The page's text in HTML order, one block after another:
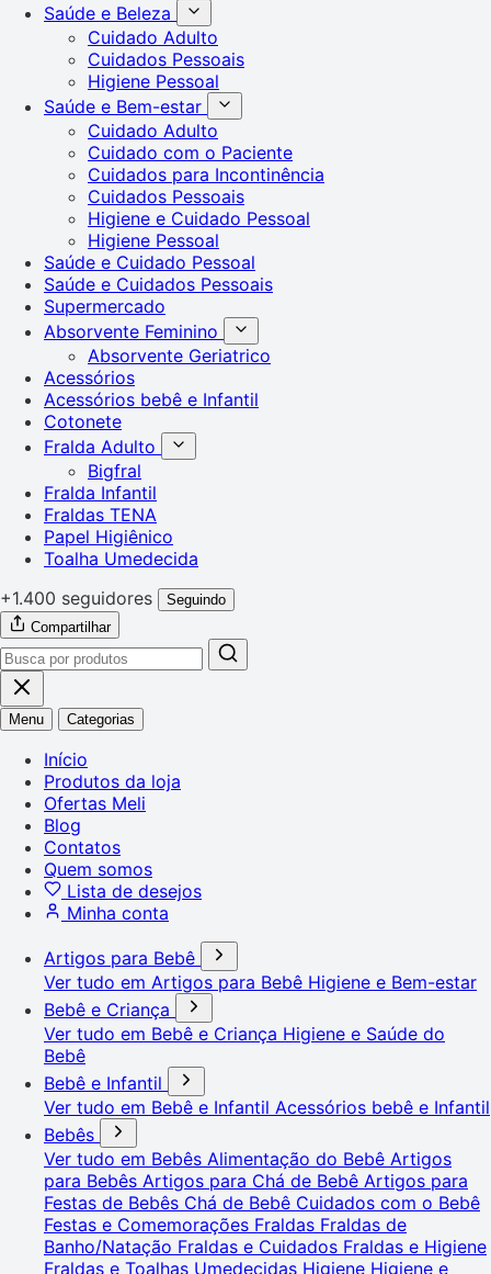
Saúde e Beleza
Cuidado Adulto
Cuidados Pessoais
Higiene Pessoal
Saúde e Bem-estar
Cuidado Adulto
Cuidado com o Paciente
Cuidados para Incontinência
Cuidados Pessoais
Higiene e Cuidado Pessoal
Higiene Pessoal
Saúde e Cuidado Pessoal
Saúde e Cuidados Pessoais
Supermercado
Absorvente Feminino
Absorvente Geriatrico
Acessórios
Acessórios bebê e Infantil
Cotonete
Fralda Adulto
Bigfral
Fralda Infantil
Fraldas TENA
Papel Higiênico
Toalha Umedecida
+1.400 seguidores
Seguindo
Compartilhar
Menu Categorias
Início
Produtos da loja
Ofertas Meli
Blog
Contatos
Quem somos
Lista de desejos
Minha conta
Artigos para Bebê
Ver tudo em Artigos para Bebê Higiene e Bem-estar
Bebê e Criança
Ver tudo em Bebê e Criança Higiene e Saúde do
Bebê
Bebê e Infantil
Ver tudo em Bebê e Infantil Acessórios bebê e Infantil
Bebês
Ver tudo em Bebês Alimentação do Bebê Artigos
para Bebês Artigos para Chá de Bebê Artigos para
Festas de Bebês Chá de Bebê Cuidados com o Bebê
Festas e Comemorações Fraldas Fraldas de
Banho/Natação Fraldas e Cuidados Fraldas e Higiene
Fraldas e Toalhas Umedecidas Higiene Higiene e